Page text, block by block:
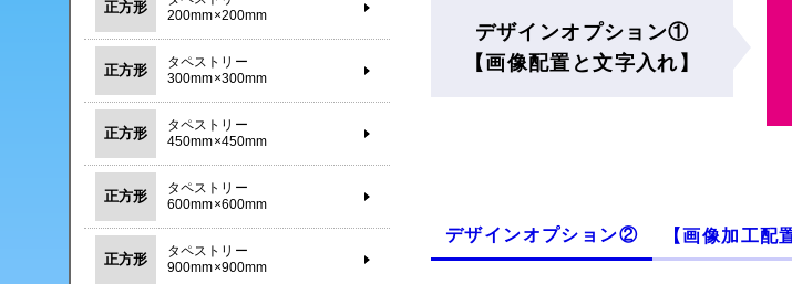
デザインオプション①
【画像配置と文字入れ】
デザインオプション② 【画像加工配
正方形
200mm×200mm
正方形
タペストリー
300mm×300mm
正方形
タペストリー
450mm×450mm
正方形
タペストリー
600mm×600mm
正方形
タペストリー
900mm×900mm